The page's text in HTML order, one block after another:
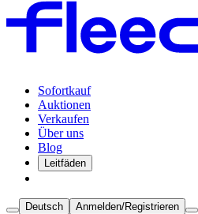
Sofortkauf
Auktionen
Verkaufen
Über uns
Blog
Leitfäden
Deutsch Anmelden/Registrieren